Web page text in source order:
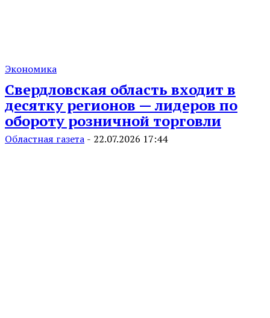
Экономика
Свердловская область входит в
десятку регионов — лидеров по
обороту розничной торговли
Областная газета - 22.07.2026 17:44